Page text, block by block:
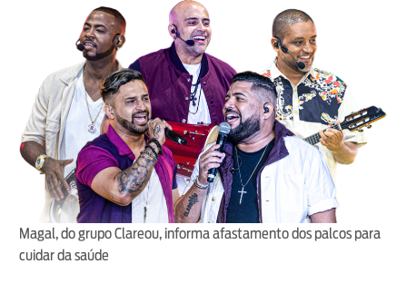
Magal, do grupo Clareou, informa afastamento dos palcos para
cuidar da saúde